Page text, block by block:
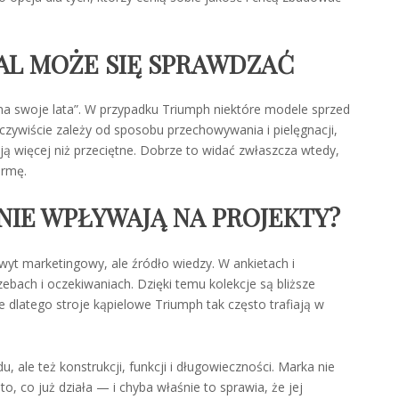
MOŻE SIĘ SPRAWDZAĆ
swoje lata”. W przypadku Triumph niektóre modele sprzed
zależy od sposobu przechowywania i pielęgnacji,
niż przeciętne. Dobrze to widać zwłaszcza wtedy,
WPŁYWAJĄ NA PROJEKTY?
marketingowy, ale źródło wiedzy. W ankietach i
i oczekiwaniach. Dzięki temu kolekcje są bliższe
dlatego stroje kąpielowe Triumph tak często trafiają w
ale też konstrukcji, funkcji i długowieczności. Marka nie
co już działa — i chyba właśnie to sprawia, że jej